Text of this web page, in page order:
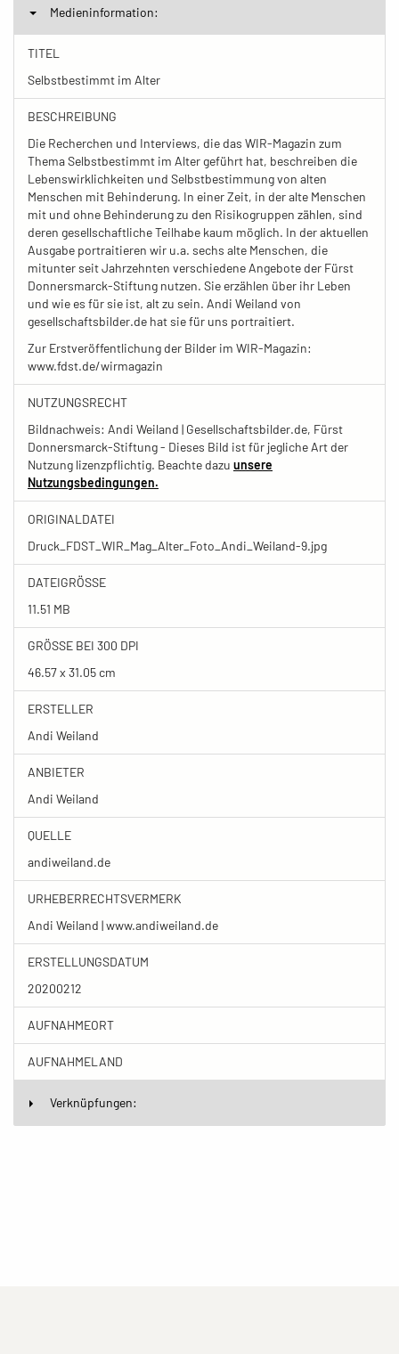
Medieninformation:
TITEL
Selbstbestimmt im Alter
BESCHREIBUNG
Die Recherchen und Interviews, die das WIR-Magazin zum
Thema Selbstbestimmt im Alter geführt hat, beschreiben die
Lebenswirklichkeiten und Selbstbestimmung von alten
Menschen mit Behinderung. In einer Zeit, in der alte Menschen
mit und ohne Behinderung zu den Risikogruppen zählen, sind
deren gesellschaftliche Teilhabe kaum möglich. In der aktuellen
Ausgabe portraitieren wir u.a. sechs alte Menschen, die
mitunter seit Jahrzehnten verschiedene Angebote der Fürst
Donnersmarck-Stiftung nutzen. Sie erzählen über ihr Leben
und wie es für sie ist, alt zu sein. Andi Weiland von
gesellschaftsbilder.de hat sie für uns portraitiert.
Zur Erstveröffentlichung der Bilder im WIR-Magazin:
www.fdst.de/wirmagazin
NUTZUNGSRECHT
Bildnachweis: Andi Weiland | Gesellschaftsbilder.de, Fürst
Donnersmarck-Stiftung - Dieses Bild ist für jegliche Art der
Nutzung lizenzpflichtig. Beachte dazu unsere
Nutzungsbedingungen.
ORIGINALDATEI
Druck_FDST_WIR_Mag_Alter_Foto_Andi_Weiland-9.jpg
DATEIGRÖSSE
11.51 MB
GRÖSSE BEI 300 DPI
46.57 x 31.05 cm
ERSTELLER
Andi Weiland
ANBIETER
Andi Weiland
QUELLE
andiweiland.de
URHEBERRECHTSVERMERK
Andi Weiland | www.andiweiland.de
ERSTELLUNGSDATUM
20200212
AUFNAHMEORT
AUFNAHMELAND
Verknüpfungen: